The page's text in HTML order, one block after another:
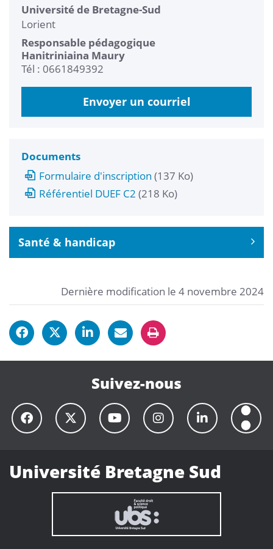
Université de Bretagne-Sud
Lorient
Responsable pédagogique
Hanitriniaina Maury
Tél : 0661849392
Envoyer un courriel
Documents
Formulaire d'inscription (137 Ko)
Référentiel DUEF C2 (218 Ko)
Santé & handicap
Dernière modification le 4 novembre 2024
Suivez-nous
Université Bretagne Sud